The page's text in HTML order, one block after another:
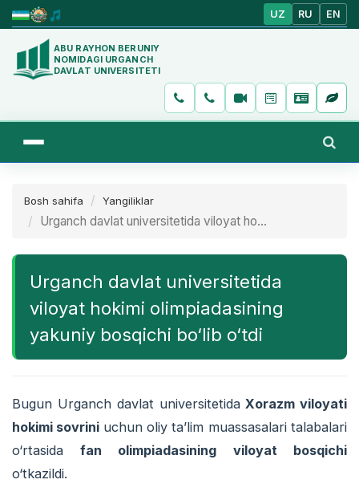
UZ RU EN
ABU RAYHON BERUNIY
NOMIDAGI URGANCH
DAVLAT UNIVERSITETI
Bosh sahifa Yangiliklar
Urganch davlat universitetida viloyat ho...
Urganch davlat universitetida
viloyat hokimi olimpiadasining
yakuniy bosqichi bo‘lib o‘tdi
Bugun Urganch davlat universitetida Xorazm viloyati
hokimi sovrini uchun oliy ta’lim muassasalari talabalari
o‘rtasida fan olimpiadasining viloyat bosqichi
o‘tkazildi.